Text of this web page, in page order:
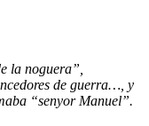
la noguera”,
de guerra…, y
“senyor Manuel”.